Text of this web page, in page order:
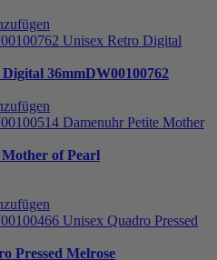
36mmDW00100762
Mother of Pearl
Pressed Melrose